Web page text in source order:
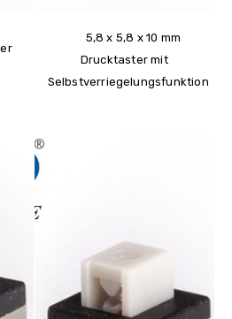
5,8 x 5,8 x 10 mm
Drucktaster mit
Selbstverriegelungsfunktion